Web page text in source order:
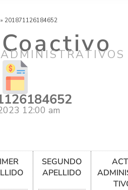
» 201871126184652
12:00 am
SEGUNDO
APELLIDO